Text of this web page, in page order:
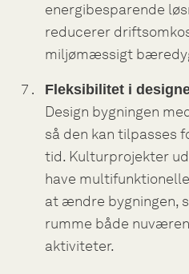
energibesparende
reducerer
miljømæssigt
Fleksibilitet i
Design bygningen
så den kan tilpasses
tid. Kulturprojekter
have
at ændre bygningen,
rumme både
aktiviteter.